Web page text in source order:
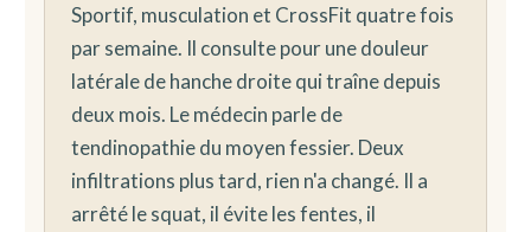
Sportif, musculation et CrossFit quatre fois
par semaine. Il consulte pour une douleur
latérale de hanche droite qui traîne depuis
deux mois. Le médecin parle de
tendinopathie du moyen fessier. Deux
infiltrations plus tard, rien n'a changé. Il a
arrêté le squat, il évite les fentes, il